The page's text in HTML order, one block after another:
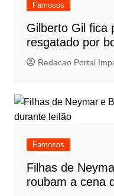
Famosos
Gilberto Gil fica
resgatado por
Redacao Portal
Famosos
Filhas de
roubam a cena